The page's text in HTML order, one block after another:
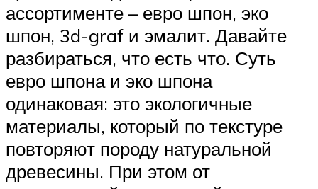
ассортименте – евро шпон, эко
шпон, 3d-graf и эмалит. Давайте
разбираться, что есть что. Суть
евро шпона и эко шпона
одинаковая: это экологичные
материалы, который по текстуре
повторяют породу натуральной
древесины. При этом от